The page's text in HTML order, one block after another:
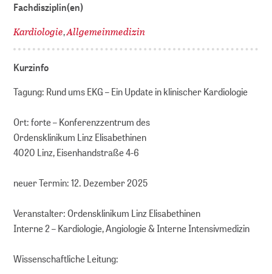
Fachdisziplin(en)
Kardiologie,Allgemeinmedizin
Kurzinfo
Tagung: Rund ums EKG – Ein Update in klinischer Kardiologie
Ort: forte – Konferenzzentrum des
Ordensklinikum Linz Elisabethinen
4020 Linz, Eisenhandstraße 4-6
neuer Termin: 12. Dezember 2025
Veranstalter: Ordensklinikum Linz Elisabethinen
Interne 2 – Kardiologie, Angiologie & Interne Intensivmedizin
Wissenschaftliche Leitung: